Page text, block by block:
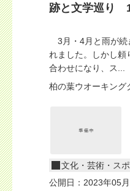
跡と文学巡り
3月・4月と雨が続
れました。しかし頼
合わせになり、ス...
柏の葉ウオーキング
文化・芸術・ス
公開日：2023年05